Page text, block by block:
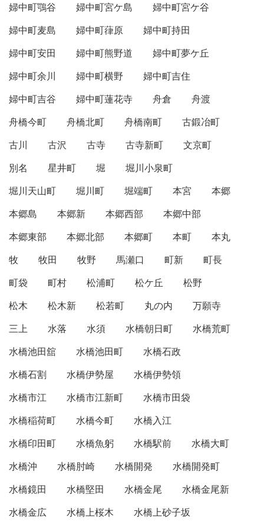
婦中町鶚谷
婦中町宮ケ島
婦中町宮ケ谷
婦中町麦島
婦中町葎原
婦中町持田
婦中町安田
婦中町熊野道
婦中町夢ケ丘
婦中町余川
婦中町横野
婦中町吉住
婦中町吉谷
婦中町蓮花寺 舟倉
舟渡
舟橋今町
舟橋北町 舟橋南町
古鍛冶町
古川
古沢 古寺 古寺新町
文京町
別名
星井町 堀
堀川小泉町
堀川天山町
堀川町 堀端町 本宮
本郷
本郷島
本郷新 本郷西部
本郷中部
本郷東部
本郷北部 本郷町 本町
本丸
牧
牧田 牧野 馬瀬口 町新
町長
町袋
町村 松浦町 松ケ丘
松野
松木
松木新 松若町 丸の内
万願寺
三上
水落 水須 水橋朝日町
水橋荒町
水橋池田舘
水橋池田町
水橋石政
水橋石割
水橋伊勢屋
水橋伊勢領
水橋市江
水橋市江新町
水橋市田袋
水橋稲荷町
水橋今町
水橋入江
水橋印田町
水橋魚躬 水橋駅前
水橋大町
水橋沖
水橋肘崎 水橋開発
水橋開発町
水橋鏡田
水橋堅田 水橋金尾
水橋金尾新
水橋金広
水橋上桜木
水橋上砂子坂